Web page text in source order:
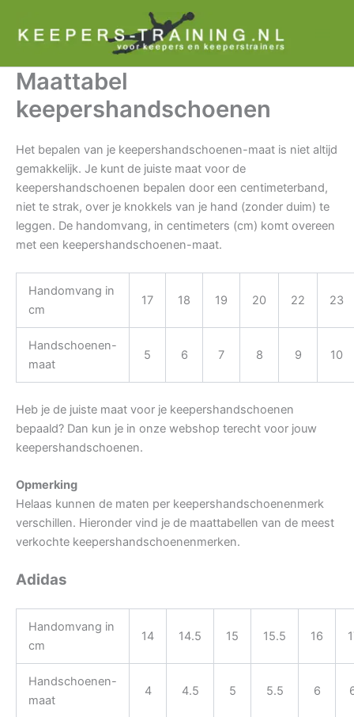
naar
inhoud
Maattabel
keepershandschoenen
Het bepalen van je keepershandschoenen-maat is niet altijd
gemakkelijk. Je kunt de juiste maat voor de
keepershandschoenen bepalen door een centimeterband,
niet te strak, over je knokkels van je hand (zonder duim) te
leggen. De handomvang, in centimeters (cm) komt overeen
met een keepershandschoenen-maat.
Handomvang in
cm
17 18 19 20 22 23
Handschoenen-
maat
5 6 7 8 9 10
Heb je de juiste maat voor je keepershandschoenen
bepaald? Dan kun je in onze webshop terecht voor jouw
keepershandschoenen.
Opmerking
Helaas kunnen de maten per keepershandschoenenmerk
verschillen. Hieronder vind je de maattabellen van de meest
verkochte keepershandschoenenmerken.
Adidas
Handomvang in
cm
14 14.5 15 15.5 16
Handschoenen-
maat
4 4.5 5 5.5 6